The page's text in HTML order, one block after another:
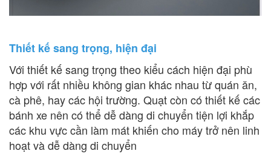
Thiết kế sang trọng, hiện đại
Với thiết kế sang trọng theo kiểu cách hiện đại phù
hợp với rất nhiều không gian khác nhau từ quán ăn,
cà phê, hay các hội trường. Quạt còn có thiết kế các
bánh xe nên có thể dễ dàng di chuyển tiện lợi khắp
các khu vực cần làm mát khiến cho máy trở nên linh
hoạt và dễ dàng di chuyển